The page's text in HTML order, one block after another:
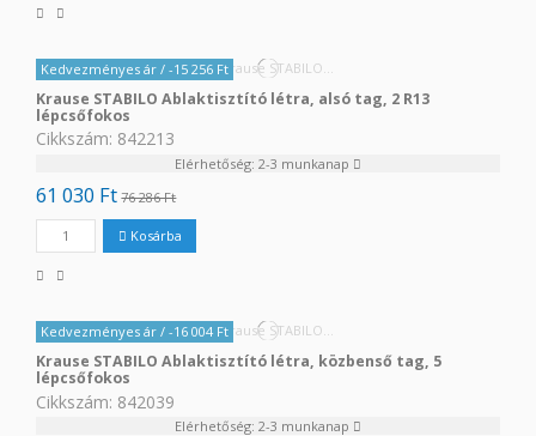
Kedvezményes ár/ -15 256 Ft
Krause STABILO Ablaktisztító létra, alsó tag, 2 R13
lépcsőfokos
Cikkszám: 842213
Elérhetőség: 2-3 munkanap
61 030 Ft 76 286 Ft
Kosárba
Kedvezményes ár/ -16 004 Ft
Krause STABILO Ablaktisztító létra, közbenső tag, 5
lépcsőfokos
Cikkszám: 842039
Elérhetőség: 2-3 munkanap